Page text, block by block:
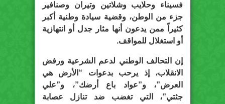
فسيناء وحلايب وشلاتين وتيران وصنافير
جزء من الوطن، وقضية سيادة وطنية أكبر
كثيراً ممن يدعون أنها مثار جدل أو انتهازية
أو استغلال للمواقف.
إن التحالف الوطني لدعم الشرعية ورفض
الانقلاب، إذ يرحب بدعوات “الأرض هي
العرض”، و”عواد باع أرضك”، و”علي
جثتي”، التي تغضب ضد تنازل عصابة